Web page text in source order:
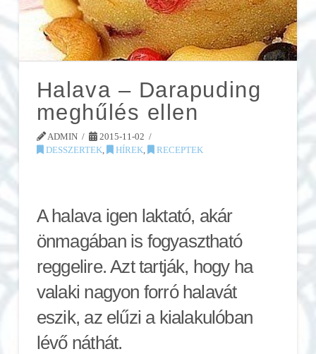
Halava – Darapuding
meghűlés ellen
ADMIN
2015-11-02
DESSZERTEK, HÍREK, RECEPTEK
A halava igen laktató, akár
önmagában is fogyasztható
reggelire. Azt tartják, hogy ha
valaki nagyon forró halavát
eszik, az elűzi a kialakulóban
lévő náthát.